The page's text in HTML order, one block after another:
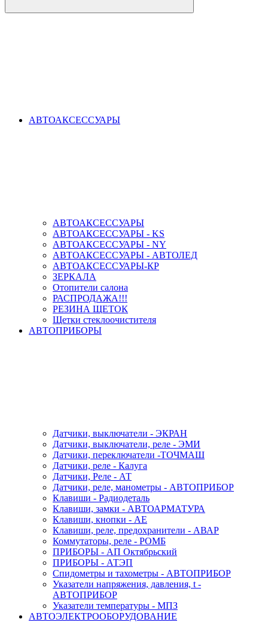
АВТОАКСЕССУАРЫ
АВТОАКСЕССУАРЫ
АВТОАКСЕССУАРЫ - KS
АВТОАКСЕССУАРЫ - NY
АВТОАКСЕССУАРЫ - АВТОЛЕД
АВТОАКСЕССУАРЫ-КР
ЗЕРКАЛА
Отопители салона
РАСПРОДАЖА!!!
РЕЗИНА ЩЕТОК
Щетки стеклоочистителя
АВТОПРИБОРЫ
Датчики, выключатели - ЭКРАН
Датчики, выключатели, реле - ЭМИ
Датчики, переключатели -ТОЧМАШ
Датчики, реле - Калуга
Датчики, Реле - АТ
Датчики, реле, манометры - АВТОПРИБОР
Клавиши - Радиодеталь
Клавиши, замки - АВТОАРМАТУРА
Клавиши, кнопки - АЕ
Клавиши, реле, предохранители - АВАР
Коммутаторы, реле - РОМБ
ПРИБОРЫ - АП Октябрьский
ПРИБОРЫ - АТЭП
Спидометры и тахометры - АВТОПРИБОР
Указатели напряжения, давления, t -
АВТОПРИБОР
Указатели температуры - МПЗ
АВТОЭЛЕКТРООБОРУДОВАНИЕ